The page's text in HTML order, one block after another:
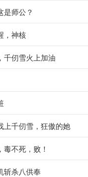
是师公？
，神核
千仞雪火上加油
上千仞雪，狂傲的她
不死，败！
斩杀八供奉